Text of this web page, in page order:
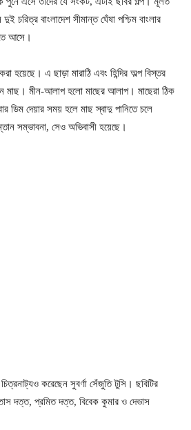
চরিত্র বাংলাদেশ সীমান্ত ঘেঁষা পশ্চিম বাংলার
আসে।
হয়েছে। এ ছাড়া মারাঠি এবং হিন্দির অল্প বিস্তর
মাছ। মীন-আলাপ হলো মাছের আলাপ। মাছেরা ঠিক
ডিম দেয়ার সময় হলে মাছ স্বাদু পানিতে চলে
সম্ভাবনা, সেও অভিবাসী হয়েছে।
চিত্রনাট্যও করেছেন সুবর্ণা সেঁজুতি টুসি। ছবিটির
দত্ত, প্রমিত দত্ত, বিবেক কুমার ও দেভাস